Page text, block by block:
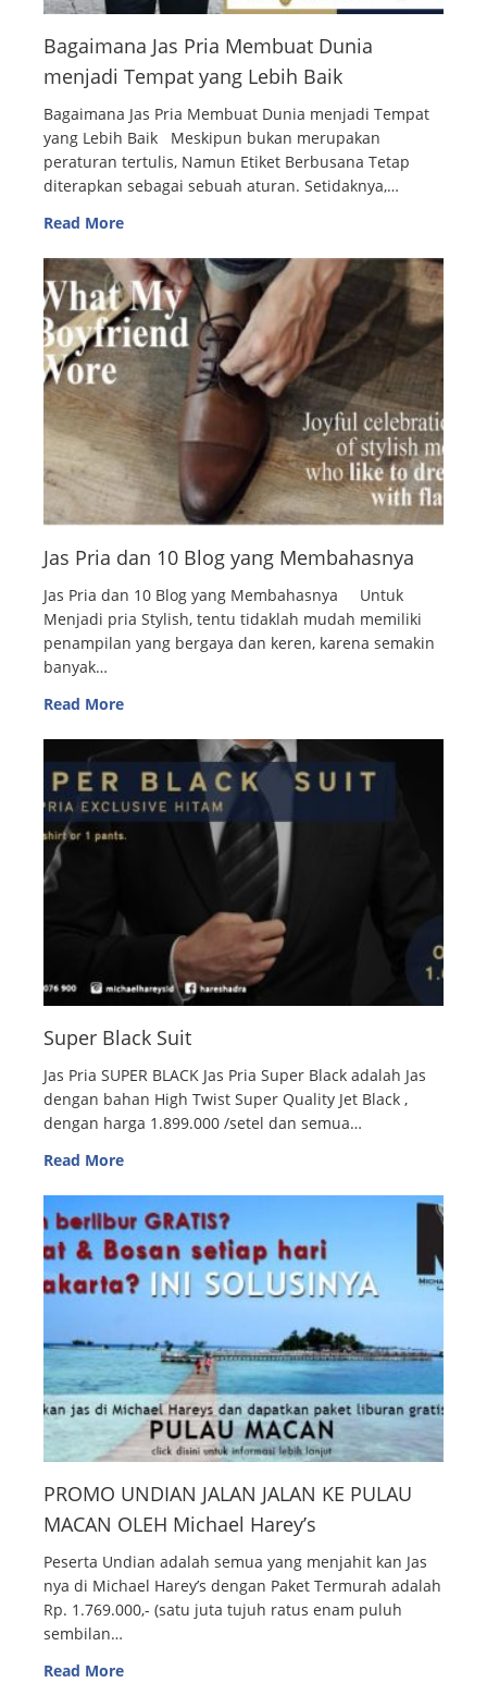
Bagaimana Jas Pria Membuat Dunia
menjadi Tempat yang Lebih Baik
Bagaimana Jas Pria Membuat Dunia menjadi Tempat
yang Lebih Baik Meskipun bukan merupakan
peraturan tertulis, Namun Etiket Berbusana Tetap
diterapkan sebagai sebuah aturan. Setidaknya,…
Read More
Jas Pria dan 10 Blog yang Membahasnya
Jas Pria dan 10 Blog yang Membahasnya Untuk
Menjadi pria Stylish, tentu tidaklah mudah memiliki
penampilan yang bergaya dan keren, karena semakin
banyak…
Read More
Super Black Suit
Jas Pria SUPER BLACK Jas Pria Super Black adalah Jas
dengan bahan High Twist Super Quality Jet Black ,
dengan harga 1.899.000 /setel dan semua…
Read More
PROMO UNDIAN JALAN JALAN KE PULAU
MACAN OLEH Michael Harey’s
Peserta Undian adalah semua yang menjahit kan Jas
nya di Michael Harey’s dengan Paket Termurah adalah
Rp. 1.769.000,- (satu juta tujuh ratus enam puluh
sembilan…
Read More